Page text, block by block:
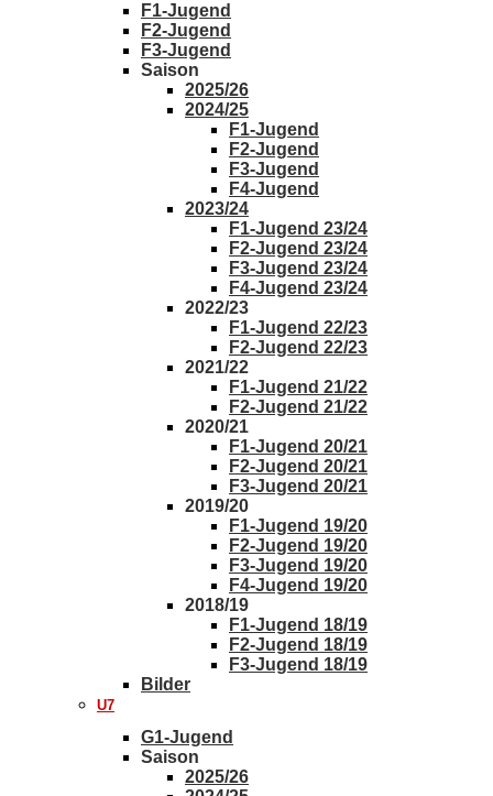
F1-Jugend
F2-Jugend
F3-Jugend
Saison
2025/26
2024/25
F1-Jugend
F2-Jugend
F3-Jugend
F4-Jugend
2023/24
F1-Jugend 23/24
F2-Jugend 23/24
F3-Jugend 23/24
F4-Jugend 23/24
2022/23
F1-Jugend 22/23
F2-Jugend 22/23
2021/22
F1-Jugend 21/22
F2-Jugend 21/22
2020/21
F1-Jugend 20/21
F2-Jugend 20/21
F3-Jugend 20/21
2019/20
F1-Jugend 19/20
F2-Jugend 19/20
F3-Jugend 19/20
F4-Jugend 19/20
2018/19
F1-Jugend 18/19
F2-Jugend 18/19
F3-Jugend 18/19
Bilder
U7
G1-Jugend
Saison
2025/26